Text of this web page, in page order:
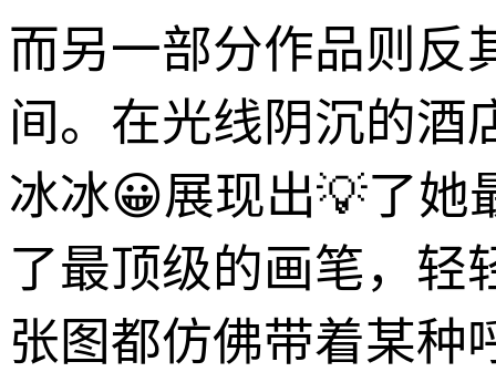
而另一部分作品则反
间。在光线阴沉的酒
冰冰😀展现出💡了她
了最顶级的画笔，轻
张图都仿佛带着某种